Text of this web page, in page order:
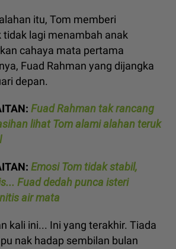
itu, Tom memberi
tidak lagi menambah anak
cahaya mata pertama
Fuad Rahman yang dijangka
depan.
Fuad Rahman tak rancang
lihat Tom alami alahan teruk
Emosi Tom tidak stabil,
Fuad dedah punca isteri
air mata
kali ini... Ini yang terakhir. Tiada
nak hadap sembilan bulan